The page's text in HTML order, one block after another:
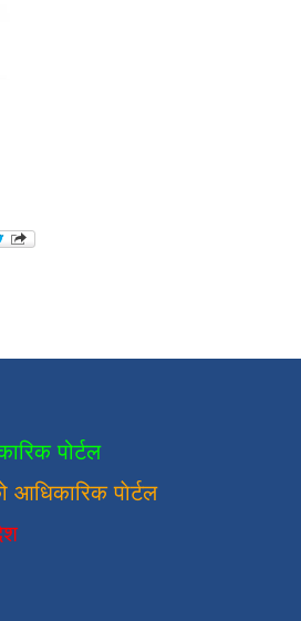
पोर्टल
आधिकारिकपाेर्टल